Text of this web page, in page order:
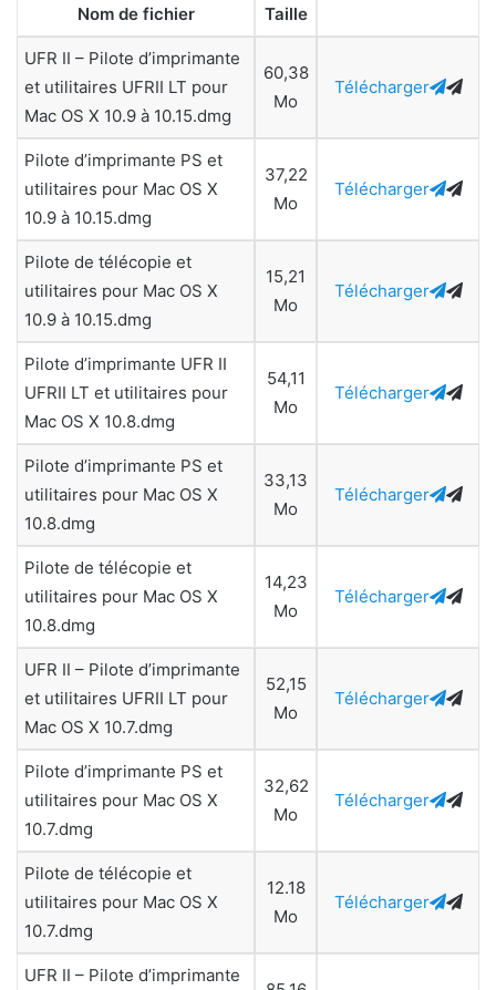
Nom de fichier Taille
UFR II – Pilote d’imprimante
et utilitaires UFRII LT pour
Mac OS X 10.9 à 10.15.dmg
60,38
Mo
Télécharger
Pilote d’imprimante PS et
utilitaires pour Mac OS X
10.9 à 10.15.dmg
37,22
Mo
Télécharger
Pilote de télécopie et
utilitaires pour Mac OS X
10.9 à 10.15.dmg
15,21
Mo
Télécharger
Pilote d’imprimante UFR II
UFRII LT et utilitaires pour
Mac OS X 10.8.dmg
54,11
Mo
Télécharger
Pilote d’imprimante PS et
utilitaires pour Mac OS X
10.8.dmg
33,13
Mo
Télécharger
Pilote de télécopie et
utilitaires pour Mac OS X
10.8.dmg
14,23
Mo
Télécharger
UFR II – Pilote d’imprimante
et utilitaires UFRII LT pour
Mac OS X 10.7.dmg
52,15
Mo
Télécharger
Pilote d’imprimante PS et
utilitaires pour Mac OS X
10.7.dmg
32,62
Mo
Télécharger
Pilote de télécopie et
utilitaires pour Mac OS X
10.7.dmg
12.18
Mo
Télécharger
UFR II – Pilote d’imprimante